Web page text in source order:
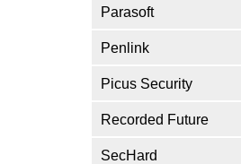
Parasoft
Penlink
Picus Security
Recorded Future
SecHard